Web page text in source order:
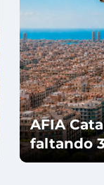
AFIA
faltando